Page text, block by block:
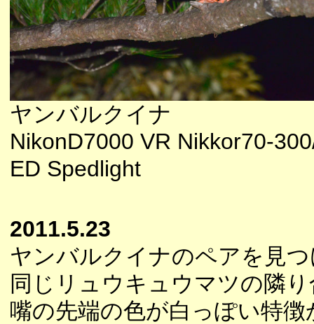
ヤンバルクイナ
NikonD7000 VR Nikkor70-
ED Spedlight
2011.5.23
ヤンバルクイナのペアを見
同じリュウキュウマツの隣
嘴の先端の色が白っぽい特